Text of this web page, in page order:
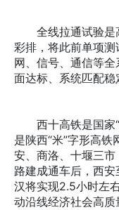
全线拉通试验是
彩排，将此前单项
网、信号、通信等
面达标、系统匹配稳
西十高铁是国家“
是陕西“米”字形高铁
安、商洛、十堰三
路建成通车后，西
汉将实现2.5小时左
动沿线经济社会高质